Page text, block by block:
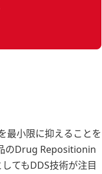
最小限に抑えることを
のDrug Repositionin
てもDDS技術が注目